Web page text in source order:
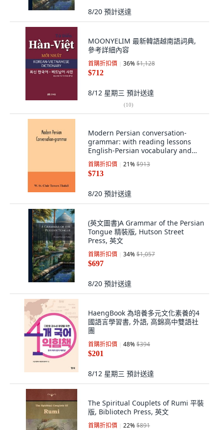
8/20 預計送達
MOONYELIM 最新韓語越南語詞典,
參考詳細內容
首購折扣價 36%$1,128
$712
8/12 星期三 預計送達
(10)
Modern Persian conversation-
grammar: with reading lessons
English-Persian vocabulary and
Persian le... 平裝版, Alpha Edition,
英文
首購折扣價 21%$913
$713
8/20 預計送達
(英文圖書)A Grammar of the Persian
Tongue 精裝版, Hutson Street
Press, 英文
首購折扣價 34%$1,057
$697
8/20 預計送達
HaengBook 為培養多元文化素養的4
國語言學習書, 外語, 高錦高中雙語社
團
首購折扣價 48%$394
$201
8/12 星期三 預計送達
The Spiritual Couplets of Rumi 平裝
版, Bibliotech Press, 英文
首購折扣價 22%$891